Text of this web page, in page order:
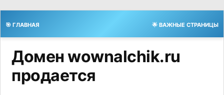
🎯 ГЛАВНАЯ 🌟 ВАЖНЫЕ СТРАНИЦЫ
Домен wownalchik.ru
продается